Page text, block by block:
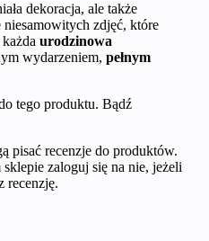
dekoracja, ale także
niesamowitych zdjęć, które
urodzinowa
wydarzeniem, pełnym
tego produktu. Bądź
pisać recenzje do produktów.
zaloguj się na nie, jeżeli
recenzję.